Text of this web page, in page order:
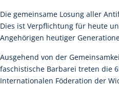
Die gemeinsame Losung aller
Dies ist Verpflichtung für heute
Angehörigen heutiger
Ausgehend von der
faschistische Barbarei treten die
Internationalen Föderation der